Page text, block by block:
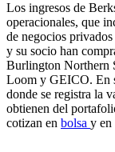
Los ingresos de
operacionales, que
de negocios
y su socio han
Burlington Northern
Loom y GEICO. En
donde se registra la
obtienen del
cotizan en bolsa y en